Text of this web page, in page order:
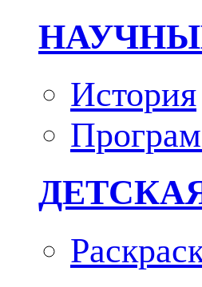
История